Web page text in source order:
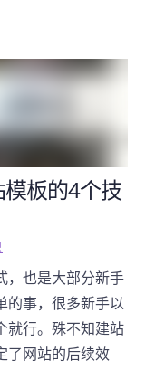
板的4个技
，也是大部分新手
的事，很多新手以
就行。殊不知建站
了网站的后续效